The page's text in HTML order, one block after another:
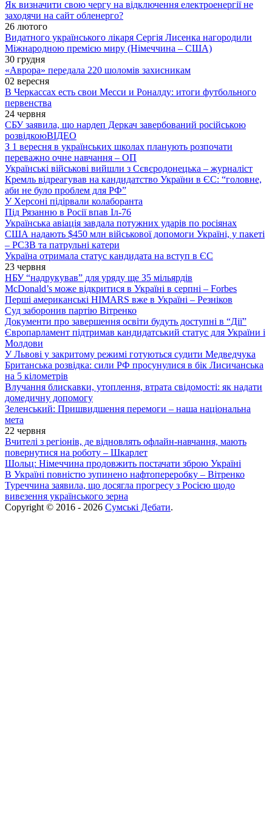
Як визначити свою чергу на відключення електроенергії не
заходячи на сайт обленерго?
26 лютого
Видатного українського лікаря Сергія Лисенка нагородили
Міжнародною премією миру (Німеччина – США)
30 грудня
«Аврора» передала 220 шоломів захисникам
02 вересня
В Черкассах есть свои Месси и Роналду: итоги футбольного
первенства
24 червня
СБУ заявила, що нардеп Деркач завербований російською
розвідкоюВІДЕО
З 1 вересня в українських школах планують розпочати
переважно очне навчання – ОП
Українські військові вийшли з Сєвєродонецька – журналіст
Кремль відреагував на кандидатство України в ЄС: “головне,
аби не було проблем для РФ”
У Херсоні підірвали колаборанта
Під Рязанню в Росії впав Іл-76
Українська авіація завдала потужних ударів по росіянах
США надають $450 млн військової допомоги Україні, у пакеті
– РСЗВ та патрульні катери
Україна отримала статус кандидата на вступ в ЄС
23 червня
НБУ “надрукував” для уряду ще 35 мільярдів
McDonald’s може відкритися в Україні в серпні – Forbes
Перші американські HIMARS вже в Україні – Резніков
Суд заборонив партію Вітренко
Документи про завершення освіти будуть доступні в “Дії”
Європарламент підтримав кандидатський статус для України і
Молдови
У Львові у закритому режимі готуються судити Медведчука
Британська розвідка: сили РФ просунулися в бік Лисичанська
на 5 кілометрів
Влучання блискавки, утоплення, втрата свідомості: як надати
домедичну допомогу
Зеленський: Пришвидшення перемоги – наша національна
мета
22 червня
Вчителі з регіонів, де відновлять офлайн-навчання, мають
повернутися на роботу – Шкарлет
Шольц: Німеччина продовжить постачати зброю Україні
В Україні повністю зупинено нафтопереробку – Вітренко
Туреччина заявила, що досягла прогресу з Росією щодо
вивезення українського зерна
Copyright © 2016 - 2026 Сумські Дебати.